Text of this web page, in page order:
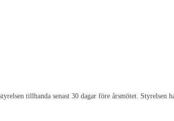
tillhanda senast 30 dagar före årsmötet. Styrelsen